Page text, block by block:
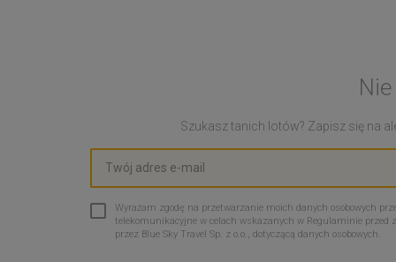
Szukasz tanich lotów? Zapisz się na
Wyrażam zgodę na przetwarzanie moich danych osobowych
telekomunikacyjne w celach wskazanych w Regulaminie przed
przez Blue Sky Travel Sp. z o.o., dotyczącą danych osobowych.